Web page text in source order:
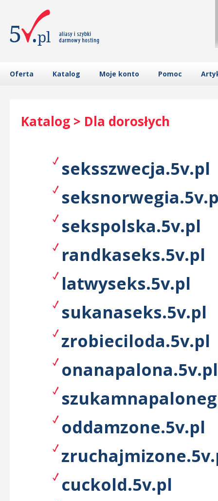
Oferta Katalog Moje konto Pomoc
Katalog > Dla dorosłych
seksszwecja.5v.pl
sekspolska.5v.pl
randkaseks.5v.pl
latwyseks.5v.pl
sukanaseks.5v.pl
zrobieciloda.5v.pl
onanapalona.5v.pl
oddamzone.5v.pl
cuckold.5v.pl